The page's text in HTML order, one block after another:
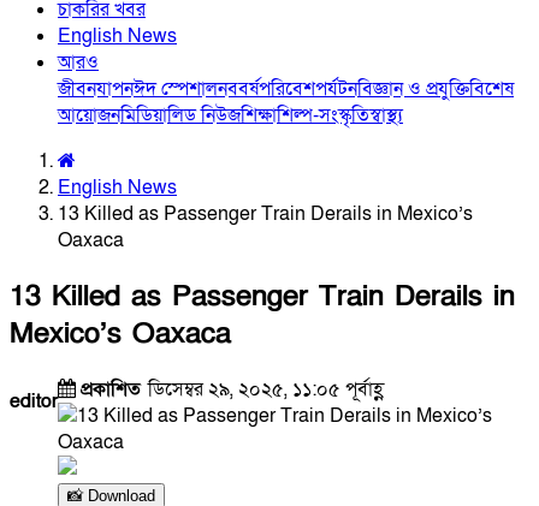
চাকরির খবর
English News
আরও
জীবনযাপনঈদ স্পেশালনববর্ষপরিবেশপর্যটনবিজ্ঞান ও প্রযুক্তিবিশেষ
আয়োজনমিডিয়ালিড নিউজশিক্ষাশিল্প-সংস্কৃতিস্বাস্থ্য
English News
13 Killed as Passenger Train Derails in Mexico’s
Oaxaca
13 Killed as Passenger Train Derails in
Mexico’s Oaxaca
editor প্রকাশিতডিসেম্বর ২৯, ২০২৫, ১১:০৫ পূর্বাহ্ণ
📸 Download